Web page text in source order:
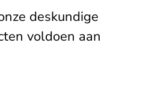
deskundige
voldoen aan